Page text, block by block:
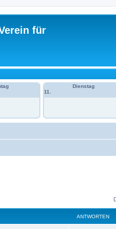
für
Dienstag
11.
ANTWORTEN